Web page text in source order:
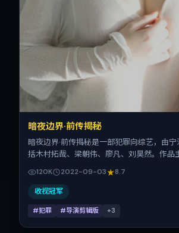
暗夜边界·前传揭秘
暗夜边界·前传揭秘是一部犯罪向综艺，由
括木村拓哉、梁朝伟、廖凡、刘昊然。作品
03，正片时长106分钟。
120K 2022-09-03 8.7
收视冠军
#犯罪 #导演剪辑版 +3